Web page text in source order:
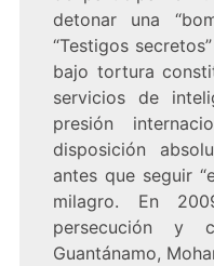
detonar una
“Testigos
bajo tortura
servicios de
presión
disposición
antes que seguir
milagro. En
persecución y
Guantánamo,